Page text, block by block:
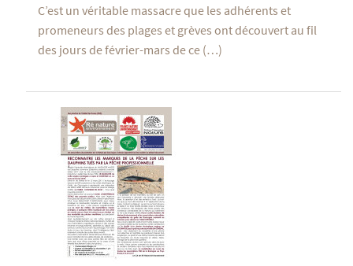
C’est un véritable massacre que les adhérents et
promeneurs des plages et grèves ont découvert au fil
des jours de février-mars de ce (…)